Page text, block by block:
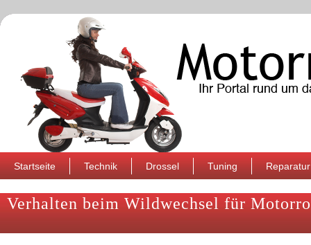
Startseite Technik Drossel Tuning Reparatur
Verhalten beim Wildwechsel für